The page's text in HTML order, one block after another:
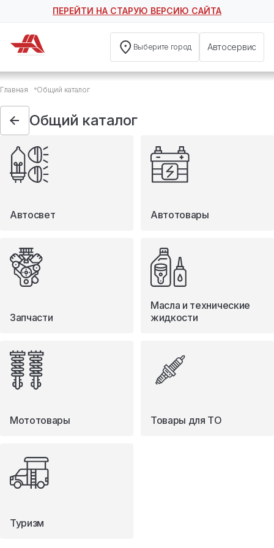
ПЕРЕЙТИ НА СТАРУЮ ВЕРСИЮ САЙТА
Выберите город Автосервис
Общий каталог
Автосвет
Автотовары
Запчасти
Масла и технические жидкости
Мототовары
Туризм
Главная Общий каталог
Общий каталог
Автосвет Автотовары
Запчасти
Масла и технические
жидкости
Мототовары Товары для ТО
Туризм